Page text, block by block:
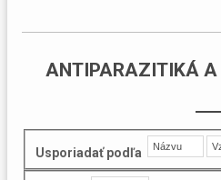
ANTIPARAZITIKÁ
Usporiadať podľa Názvu